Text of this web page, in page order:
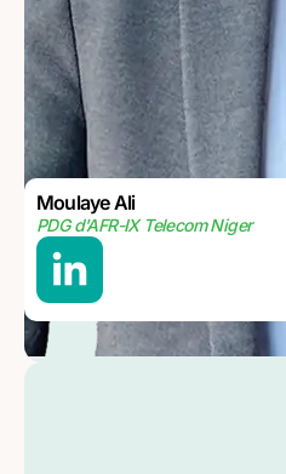
Moulaye Ali
PDG d'AFR-IX Telecom Niger